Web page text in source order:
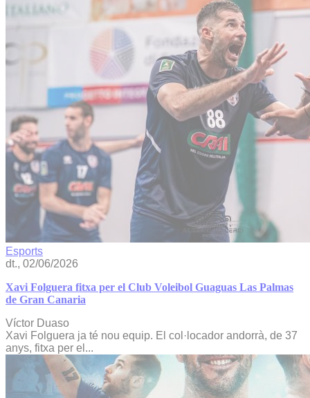
Esports
dt., 02/06/2026
Xavi Folguera fitxa per el Club Voleibol Guaguas Las Palmas
de Gran Canaria
Víctor Duaso
Xavi Folguera ja té nou equip. El col·locador andorrà, de 37
anys, fitxa per el...